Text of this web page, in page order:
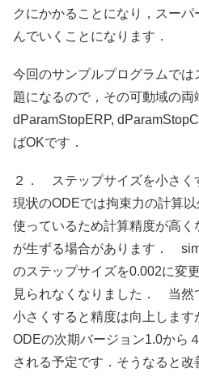
クにかかることになり，スー
んでいくことになります．
今回のサンプルプログラムで
題になるので，その可動域の両
dParamStopERP,
ばOKです．
２． ステップサイズを小さく
現状のODEでは拘束力の計算
使っているため計算精度が高
が生ずる場合があります．
のステップサイズを0.002に変
見られなくなりました． 当然
小さくすると精度は向上します
ODEの次期バージョン1.0から
される予定です．そうなると改